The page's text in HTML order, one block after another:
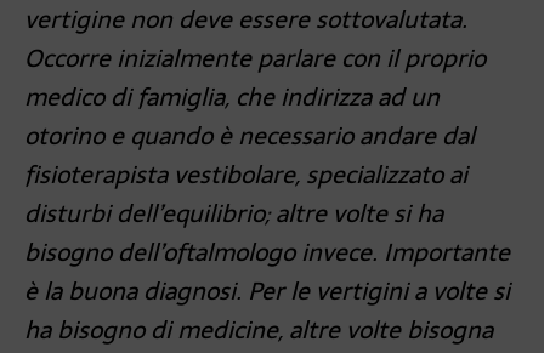
vertigine non deve essere sottovalutata.
Occorre inizialmente parlare con il proprio
medico di famiglia, che indirizza ad un
otorino e quando è necessario andare dal
fisioterapista vestibolare, specializzato ai
disturbi dell’equilibrio; altre volte si ha
bisogno dell’oftalmologo invece. Importante
è la buona diagnosi. Per le vertigini a volte si
ha bisogno di medicine, altre volte bisogna